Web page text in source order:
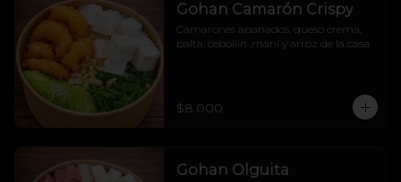
Gohan Camarón Crispy
Camarones apanados, queso crema,
palta, cebollín ,maní y arroz de la casa
$8.000
Gohan Olguita